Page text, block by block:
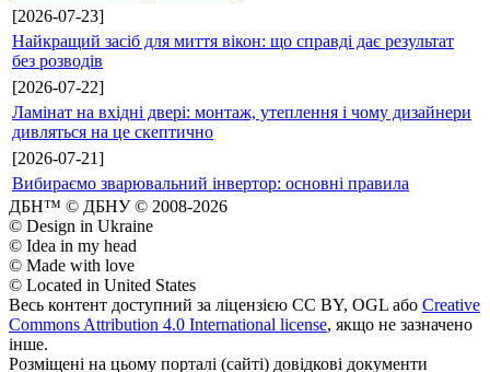
[2026-07-23]
Найкращий засіб для миття вікон: що справді дає результат
без розводів
[2026-07-22]
Ламінат на вхідні двері: монтаж, утеплення і чому дизайнери
дивляться на це скептично
[2026-07-21]
Вибираємо зварювальний інвертор: основні правила
ДБН™ © ДБНУ © 2008-2026
© Design in Ukraine
© Idea in my head
© Made with love
© Located in United States
Весь контент доступний за ліцензією CC BY, OGL або Creative
Commons Attribution 4.0 International license, якщо не зазначено
інше.
Розміщені на цьому порталі (сайті) довідкові документи